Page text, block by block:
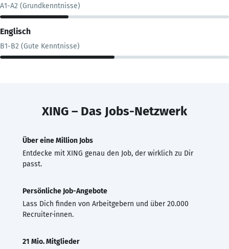
A1-A2 (Grundkenntnisse)
Englisch
B1-B2 (Gute Kenntnisse)
XING – Das Jobs-Netzwerk
Über eine Million Jobs
Entdecke mit XING genau den Job, der wirklich zu Dir
passt.
Persönliche Job-Angebote
Lass Dich finden von Arbeitgebern und über 20.000
Recruiter·innen.
21 Mio. Mitglieder